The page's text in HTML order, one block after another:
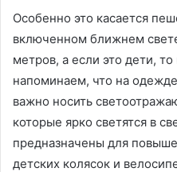
Особенно это касается
включенном ближнем
метров, а если это дети,
напоминаем, что на
важно носить
которые ярко светятся в
предназначены для
детских колясок и